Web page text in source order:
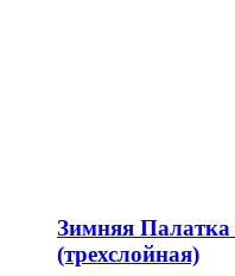
Зимняя
(трехслойная)